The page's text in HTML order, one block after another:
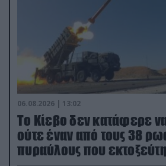
06.08.2026 | 13:02
Το Κίεβο δεν κατάφερε
ούτε έναν από τους 38
πυραύλους που